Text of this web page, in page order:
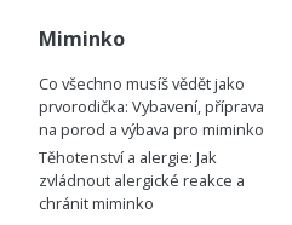
Miminko
Co všechno musíš vědět jako
prvorodička: Vybavení, příprava
na porod a výbava pro miminko
Těhotenství a alergie: Jak
zvládnout alergické reakce a
chránit miminko